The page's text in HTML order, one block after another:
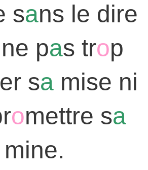
sans le dire
pas trop
sa mise ni
omettre sa
mine.